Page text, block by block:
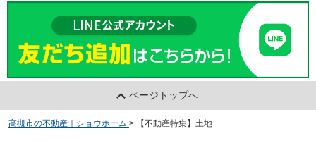
ページトップへ
高槻市の不動産｜ショウホーム > 【不動産特集】土地